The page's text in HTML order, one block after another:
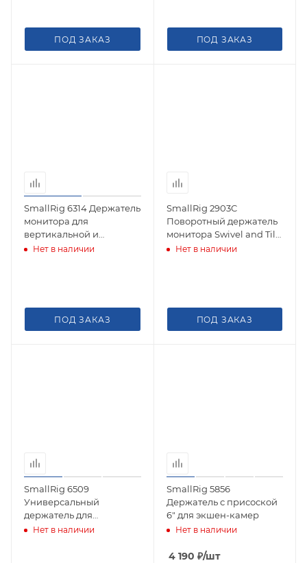
ПОД ЗАКАЗ ПОД ЗАКАЗ
SmallRig 6314 Держатель
монитора для
вертикальной и
горизонтальной съемки,
Нет в наличии
ПОД ЗАКАЗ
SmallRig 2903C
Поворотный держатель
монитора Swivel and Tilt
Adjustable Monitor
Нет в наличии
ПОД ЗАКАЗ
SmallRig 6509
Универсальный
держатель для
аксессуаров Magic Arm
Нет в наличии
SmallRig 5856
Держатель с присоской
6" для экшен-камер
Нет в наличии
4 190 ₽/шт